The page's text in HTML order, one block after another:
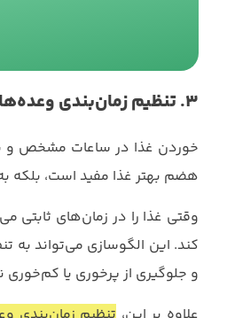
۳. تنظیم زمان‌بندی وعده‌های غذایی
خوردن غذا در ساعات مشخص و
هضم بهتر غذا مفید است، بلکه
وقتی غذا را در زمان‌های ثابتی
کند. این الگوسازی می‌تواند به
و جلوگیری از پرخوری یا